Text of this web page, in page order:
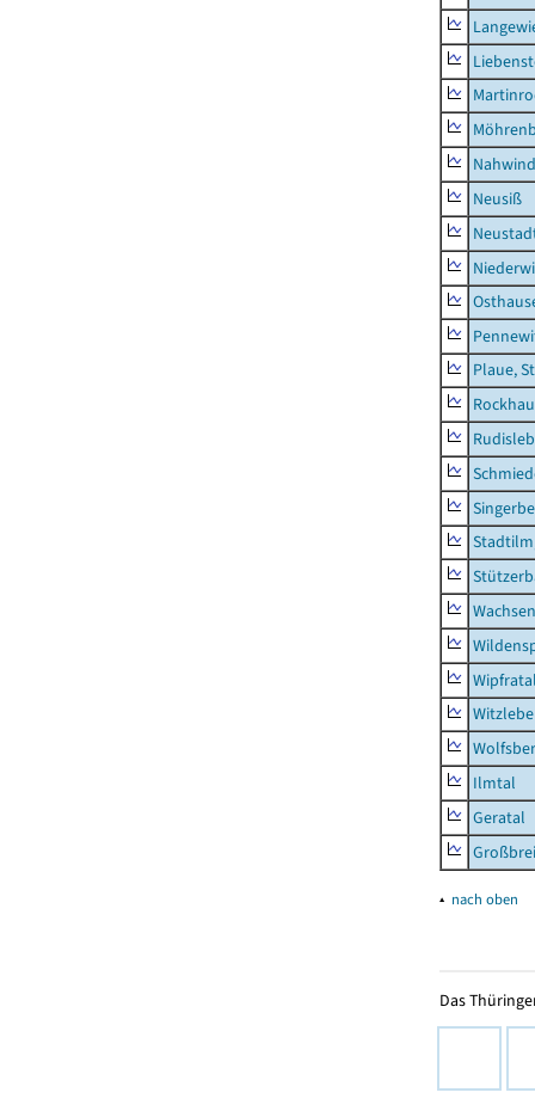
Neusiß
Plaue,
Ilmtal
Geratal
▴ nach oben
Das